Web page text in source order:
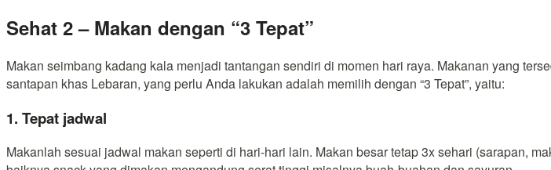
Sehat 2 – Makan dengan “3 Tepat”
Makan seimbang kadang kala menjadi tantangan sendiri di momen hari raya. Makanan yang
santapan khas Lebaran, yang perlu Anda lakukan adalah memilih dengan “3 Tepat”, yaitu:
1. Tepat jadwal
Makanlah sesuai jadwal makan seperti di hari-hari lain. Makan besar tetap 3x sehari (sarapan,